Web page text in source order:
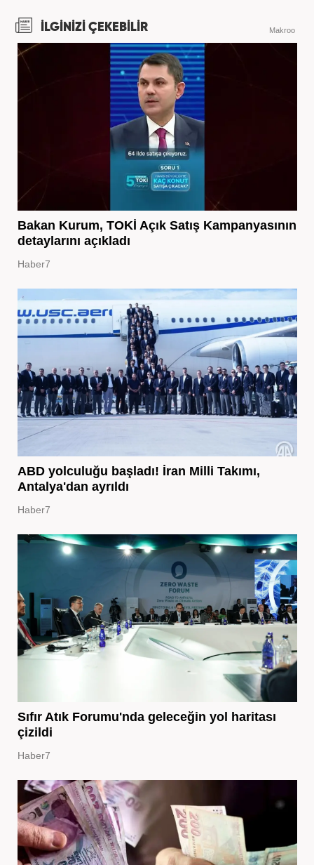
İLGİNİZİ ÇEKEBİLİR Makroo
Bakan Kurum, TOKİ Açık Satış Kampanyasının
detaylarını açıkladı
Haber7
ABD yolculuğu başladı! İran Milli Takımı,
Antalya'dan ayrıldı
Haber7
Sıfır Atık Forumu'nda geleceğin yol haritası
çizildi
Haber7